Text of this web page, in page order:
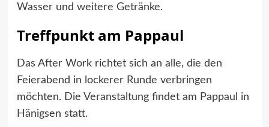
Wasser und weitere Getränke.
Treffpunkt am Pappaul
Das After Work richtet sich an alle, die den
Feierabend in lockerer Runde verbringen
möchten. Die Veranstaltung findet am Pappaul in
Hänigsen statt.